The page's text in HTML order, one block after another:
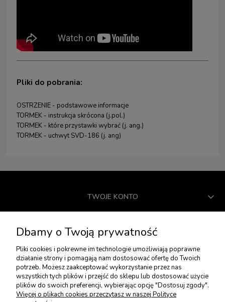
Pliki do pobrania:
OSTRZENIE - podstawowe informacje
TORMEK - instrukcja skrócona (j.pol.)
TORMEK - które przystawki wybrać (j. ang.)
TORMEK - uchwyt SVD-186 (j. ang)
TWOJE KONTO
USŁUGI DODATKOWE
PŁATNOŚCI I DOSTAWA
ZWROTY I REKLAMACJE
Dbamy o Twoją prywatność
Pliki cookies i pokrewne im technologie umożliwiają poprawne
działanie strony i pomagają nam dostosować ofertę do Twoich
potrzeb. Możesz zaakceptować wykorzystanie przez nas
wszystkich tych plików i przejść do sklepu lub dostosować użycie
plików do swoich preferencji, wybierając opcję "Dostosuj zgody".
Więcej o plikach cookies przeczytasz w naszej Polityce